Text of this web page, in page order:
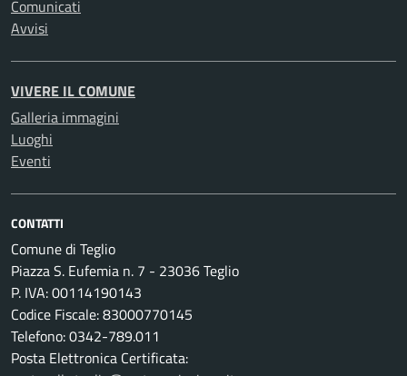
Comunicati
Avvisi
VIVERE IL COMUNE
Galleria immagini
Luoghi
Eventi
CONTATTI
Comune di Teglio
Piazza S. Eufemia n. 7 - 23036 Teglio
P. IVA: 00114190143
Codice Fiscale: 83000770145
Telefono: 0342-789.011
Posta Elettronica Certificata: